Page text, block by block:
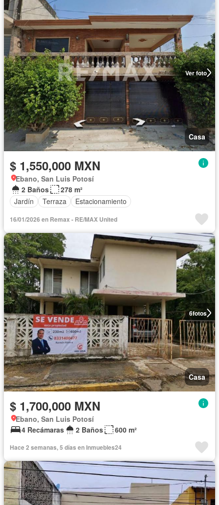
Ver foto
Casa
$ 1,550,000 MXN
Ebano, San Luis Potosí
2 Baños
278 m²
Jardín
Terraza Estacionamiento
16/01/2026 en Remax - RE/MAX United
6fotos
Casa
$ 1,700,000 MXN
Ebano, San Luis Potosí
4 Recámaras
2 Baños 600 m²
Hace 2 semanas, 5 días en Inmuebles24